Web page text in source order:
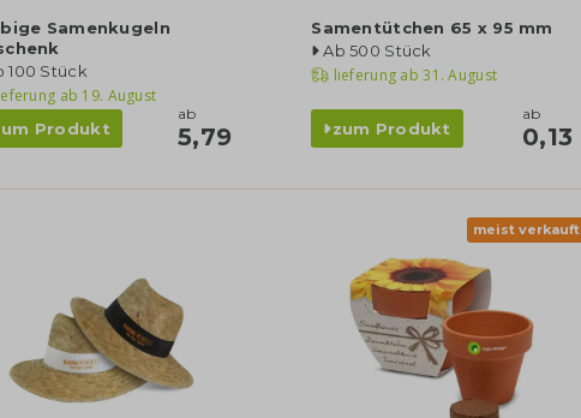
Samenkugeln
100 Stück
ab 19. August
Produkt
ab
5,79
Samentütchen 65 x 95 mm
Ab 500 Stück
lieferung ab 31. August
zum Produkt
ab
0,13
meist verkauft